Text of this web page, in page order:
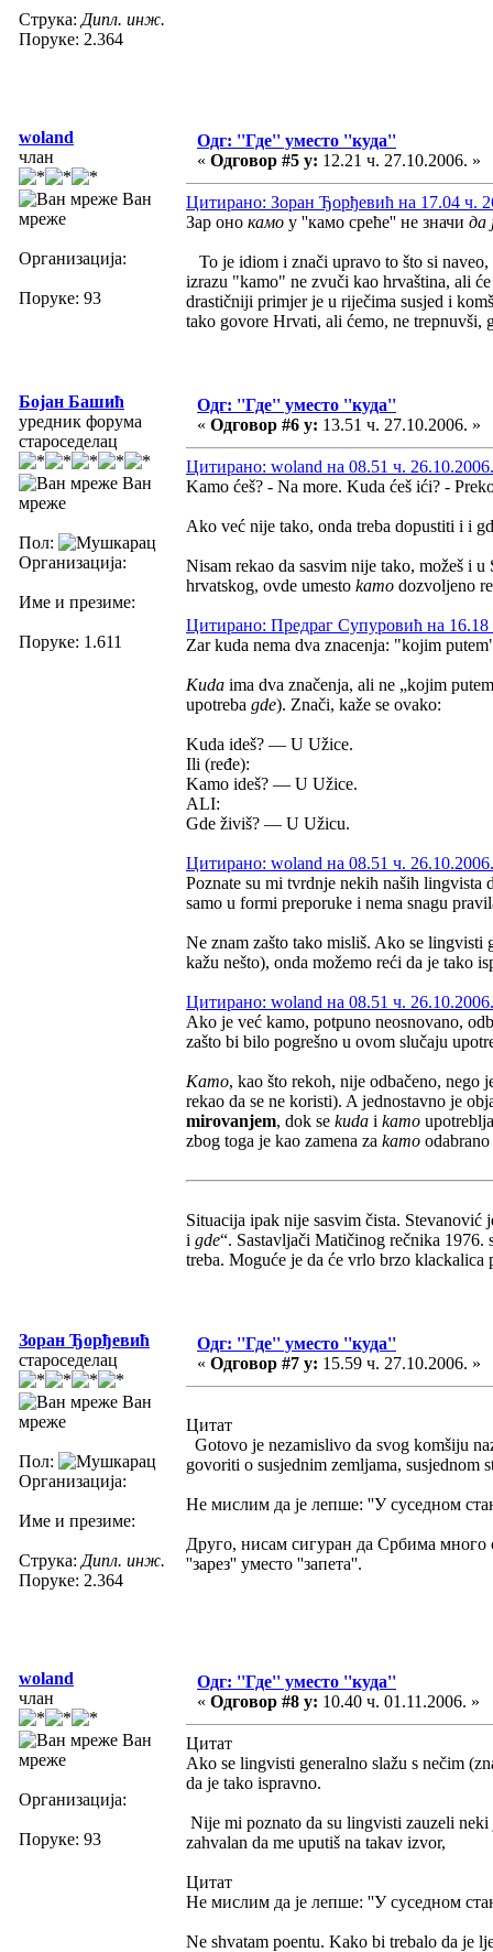
Струка: Дипл. инж.
Поруке: 2.364
woland
члан
Ван
мреже
Организација:
Поруке: 93
Одг: ''Где'' уместо ''куда''
« Одговор #5 у: 12.21 ч. 27.10.2006. »
Цитирано: Зоран Ђорђевић на 17.04 ч.
Зар оно камо у ''камо среће'' не значи да
To je idiom i znači upravo to što si
izrazu "kamo" ne zvuči kao hrvaština, ali
drastičniji primjer je u riječima susjed i
tako govore Hrvati, ali ćemo, ne trepnuvši,
Бојан Башић
уредник форума
староседелац
Ван
мреже
Пол:
Организација:
Име и презиме:
Поруке: 1.611
Одг: ''Где'' уместо ''куда''
« Одговор #6 у: 13.51 ч. 27.10.2006. »
Цитирано: woland на 08.51 ч. 26.10.2006.
Kamo ćeš? - Na more. Kuda ćeš ići? -
Ako već nije tako, onda treba dopustiti i i
Nisam rekao da sasvim nije tako, možeš i
hrvatskog, ovde umesto kamo dozvoljeno
Цитирано: Предраг Супуровић на 16.18
Zar kuda nema dva znacenja: "kojim
Kuda ima dva značenja, ali ne „kojim
upotreba gde). Znači, kaže se ovako:
Kuda ideš? — U Užice.
Ili (ređe):
Kamo ideš? — U Užice.
ALI:
Gde živiš? — U Užicu.
Цитирано: woland на 08.51 ч. 26.10.2006.
Poznate su mi tvrdnje nekih naših lingvista
samo u formi preporuke i nema snagu
Ne znam zašto tako misliš. Ako se lingvisti
kažu nešto), onda možemo reći da je tako
Цитирано: woland на 08.51 ч. 26.10.2006.
Ako je već kamo, potpuno neosnovano,
zašto bi bilo pogrešno u ovom slučaju
Kamo, kao što rekoh, nije odbačeno, nego
rekao da se ne koristi). A jednostavno je
mirovanjem, dok se kuda i kamo
zbog toga je kao zamena za kamo odabrano
Situacija ipak nije sasvim čista.
i gde“. Sastavljači Matičinog rečnika 1976.
treba. Moguće je da će vrlo brzo
Зоран Ђорђевић
староседелац
Ван
мреже
Пол:
Организација:
Име и презиме:
Струка: Дипл. инж.
Поруке: 2.364
Одг: ''Где'' уместо ''куда''
« Одговор #7 у: 15.59 ч. 27.10.2006. »
Цитат
Gotovo je nezamislivo da svog komšiju
govoriti o susjednim zemljama, susjednom
Не мислим да је лепше: ''У суседном
Друго, нисам сигуран да Србима много
''зарез'' уместо ''запета''.
woland
члан
Ван
мреже
Организација:
Поруке: 93
Одг: ''Где'' уместо ''куда''
« Одговор #8 у: 10.40 ч. 01.11.2006. »
Цитат
Ako se lingvisti generalno slažu s nečim
da je tako ispravno.
Nije mi poznato da su lingvisti zauzeli
zahvalan da me uputiš na takav izvor,
Цитат
Не мислим да је лепше: ''У суседном
Ne shvatam poentu. Kako bi trebalo da je